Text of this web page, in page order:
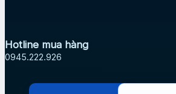
Hotline mua hàng
0945.222.926